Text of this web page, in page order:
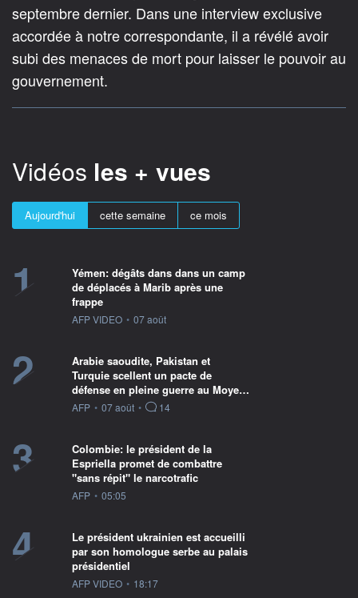
septembre dernier. Dans une interview exclusive
accordée à notre correspondante, il a révélé avoir
subi des menaces de mort pour laisser le pouvoir au
gouvernement.
Vidéos les + vues
Aujourd'hui cette semaine ce mois
1
Yémen: dégâts dans dans un camp
de déplacés à Marib après une
frappe
information fournie par
AFP VIDEO • 07 août
2
Arabie saoudite, Pakistan et
Turquie scellent un pacte de
défense en pleine guerre au Moye…
information fournie par
AFP • 07 août • 14
3
Colombie: le président de la
Espriella promet de combattre
"sans répit" le narcotrafic
information fournie par
AFP • 05:05
4
Le président ukrainien est accueilli
par son homologue serbe au palais
présidentiel
information fournie par
AFP VIDEO • 18:17